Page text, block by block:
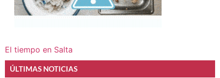
El tiempo en Salta
ÚLTIMAS NOTICIAS